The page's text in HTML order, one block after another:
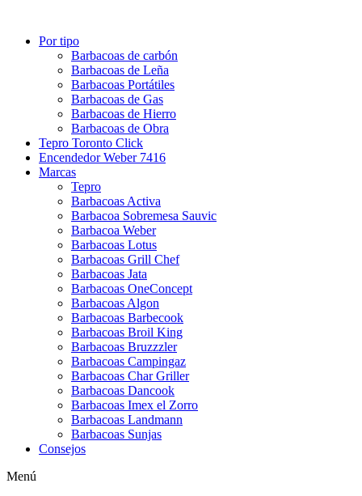
Por tipo
Barbacoas de carbón
Barbacoas de Leña
Barbacoas Portátiles
Barbacoas de Gas
Barbacoas de Hierro
Barbacoas de Obra
Tepro Toronto Click
Encendedor Weber 7416
Marcas
Tepro
Barbacoas Activa
Barbacoa Sobremesa Sauvic
Barbacoa Weber
Barbacoas Lotus
Barbacoas Grill Chef
Barbacoas Jata
Barbacoas OneConcept
Barbacoas Algon
Barbacoas Barbecook
Barbacoas Broil King
Barbacoas Bruzzzler
Barbacoas Campingaz
Barbacoas Char Griller
Barbacoas Dancook
Barbacoas Imex el Zorro
Barbacoas Landmann
Barbacoas Sunjas
Consejos
Menú